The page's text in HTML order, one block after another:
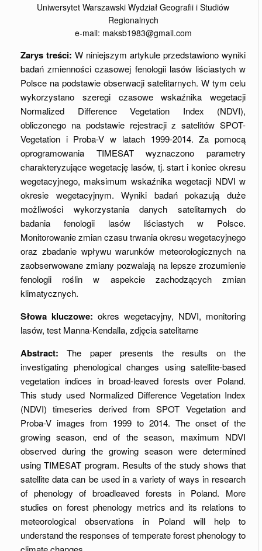
Uniwersytet Warszawski Wydział Geografii i Studiów
Regionalnych
e-mail: maksb1983@gmail.com
Zarys treści: W niniejszym artykule przedstawiono wyniki
badań zmienności czasowej fenologii lasów liściastych w
Polsce na podstawie obserwacji satelitarnych. W tym celu
wykorzystano szeregi czasowe wskaźnika wegetacji
Normalized Difference Vegetation Index (NDVI),
obliczonego na podstawie rejestracji z satelitów SPOT-
Vegetation i Proba-V w latach 1999-2014. Za pomocą
oprogramowania TIMESAT wyznaczono parametry
charakteryzujące wegetację lasów, tj. start i koniec okresu
wegetacyjnego, maksimum wskaźnika wegetacji NDVI w
okresie wegetacyjnym. Wyniki badań pokazują duże
możliwości wykorzystania danych satelitarnych do
badania fenologii lasów liściastych w Polsce.
Monitorowanie zmian czasu trwania okresu wegetacyjnego
oraz zbadanie wpływu warunków meteorologicznych na
zaobserwowane zmiany pozwalają na lepsze zrozumienie
fenologii roślin w aspekcie zachodzących zmian
klimatycznych.
Słowa kluczowe: okres wegetacyjny, NDVI, monitoring
lasów, test Manna-Kendalla, zdjęcia satelitarne
Abstract:The paper presents the results on the
investigating phenological changes using satellite-based
vegetation indices in broad-leaved forests over Poland.
This study used Normalized Difference Vegetation Index
(NDVI) timeseries derived from SPOT Vegetation and
Proba-V images from 1999 to 2014. The onset of the
growing season, end of the season, maximum NDVI
observed during the growing season were determined
using TIMESAT program. Results of the study shows that
satellite data can be used in a variety of ways in research
of phenology of broadleaved forests in Poland. More
studies on forest phenology metrics and its relations to
meteorological observations in Poland will help to
understand the responses of temperate forest phenology to